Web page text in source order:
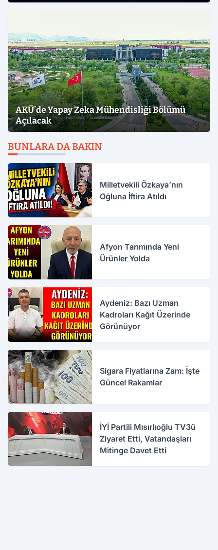
AKÜ’de Yapay Zeka Mühendisliği Bölümü
Açılacak
BUNLARA DA BAKIN
Milletvekili Özkaya’nın
Oğluna İftira Atıldı
Afyon Tarımında Yeni
Ürünler Yolda
Aydeniz: Bazı Uzman
Kadroları Kağıt Üzerinde
Görünüyor
Sigara Fiyatlarına Zam: İşte
Güncel Rakamlar
İYİ Partili Mısırlıoğlu TV3ü
Ziyaret Etti, Vatandaşları
Mitinge Davet Etti